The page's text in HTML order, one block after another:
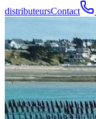
distributeursContact